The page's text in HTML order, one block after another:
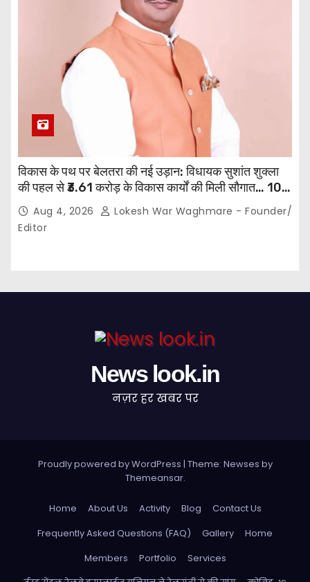
विकास के पथ पर बेलतरा की नई उड़ान: विधायक सुशांत शुक्ला
की पहल से ₹3.61 करोड़ के विकास कार्यों की मिली सौगात… 10
गांवों में बनेंगे सामुदायिक भवन,, 11 स्थानों पर सीसी रोड निर्माण को
मिली प्रशासनिक स्वीकृति…
Aug 4, 2026
Lokesh War Waghmare - Founder/
Editor
News look.in
नज़र हर खबर पर
Proudly powered by WordPress | Theme: Newses by
Themeansar.
Home About Us Activity Blog
Contact Us
Frequently Asked Questions (FAQ)
Gallery
Home
Members
Portfolio
Services